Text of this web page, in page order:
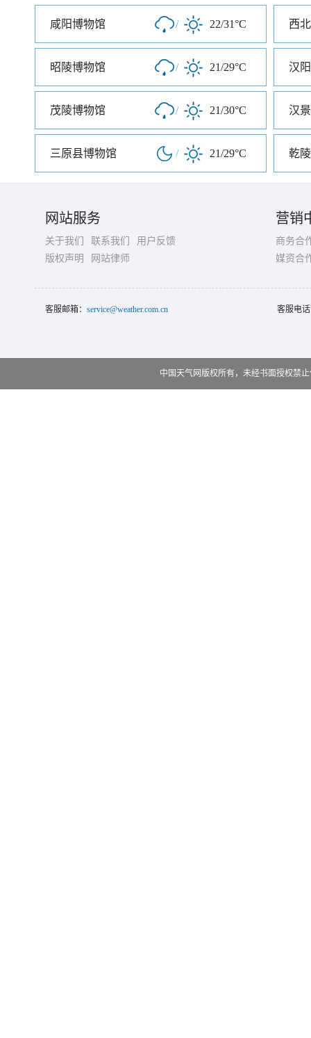
咸阳博物馆 / 22/31°C
昭陵博物馆 / 21/29°C 汉
茂陵博物馆 / 21/30°C
三原县博物馆 / 21/29°C 乾
网站服务
关于我们 联系我们
用户反馈
版权声明
网站律师
营销
商务合
媒资合
客服邮箱： service@weather.com.cn 客服电
中国天气网版权所有，未经书面授权